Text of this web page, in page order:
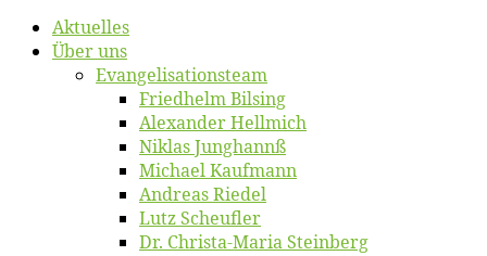
Ak­tu­el­les
Über uns
Evangelisa­tions­team
Fried­helm Bilsing
Alex­an­der Hellmich
Ni­klas Junghannß
Mi­cha­el Kaufmann
An­dre­as Riedel
Lutz Scheuf­ler
Dr. Chris­­ta-Ma­ria Steinberg